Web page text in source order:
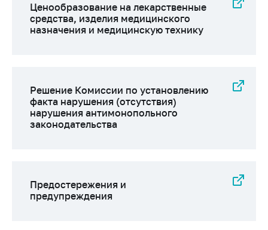
Ценообразование на лекарственные
средства, изделия медицинского
назначения и медицинскую технику
Решение Комиссии по установлению
факта нарушения (отсутствия)
нарушения антимонопольного
законодательства
Предостережения и
предупреждения